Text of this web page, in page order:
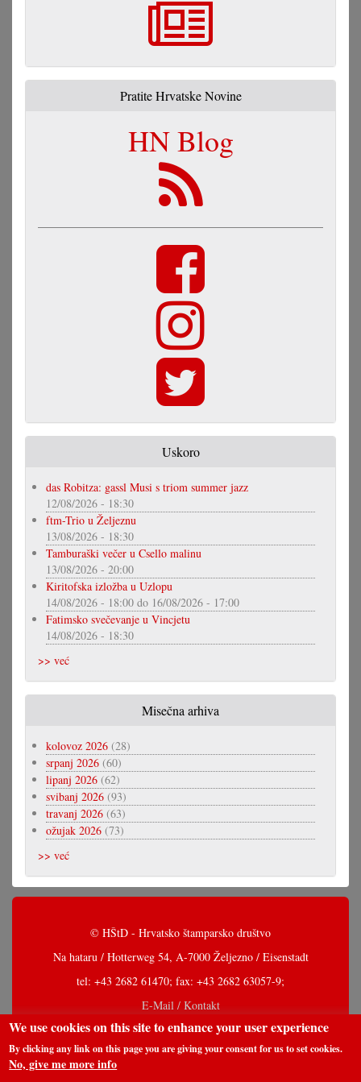
Pratite Hrvatske Novine
HN Blog
Uskoro
das Robitza: gassl Musi s triom summer jazz
12/08/2026 - 18:30
ftm-Trio u Željeznu
13/08/2026 - 18:30
Tamburaški večer u Csello malinu
13/08/2026 - 20:00
Kiritofska izložba u Uzlopu
14/08/2026 - 18:00 do 16/08/2026 - 17:00
Fatimsko svečevanje u Vincjetu
14/08/2026 - 18:30
>> već
Misečna arhiva
kolovoz 2026 (28)
srpanj 2026 (60)
lipanj 2026 (62)
svibanj 2026 (93)
travanj 2026 (63)
ožujak 2026 (73)
>> već
© HŠtD - Hrvatsko štamparsko društvo
Na hataru / Hotterweg 54, A-7000 Željezno / Eisenstadt
tel: +43 2682 61470; fax: +43 2682 63057-9;
E-Mail / Kontakt
We use cookies on this site to enhance your user experience
By clicking any link on this page you are giving your consent for us to set cookies.
No, give me more info